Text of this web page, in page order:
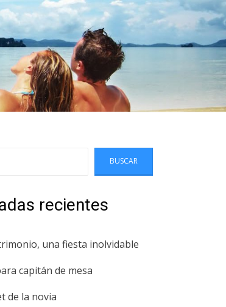
BUSCAR
recientes
una fiesta inolvidable
capitán de mesa
de la novia